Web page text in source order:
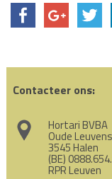
Contacteer ons:
Hortari BVBA
Oude
3545 Halen
(BE)
RPR Leuven